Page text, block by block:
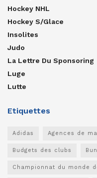
Hockey NHL
Hockey S/glace
Insolites
Judo
La Lettre Du Sponsoring
Luge
Lutte
Etiquettes
Adidas Agences de
Budgets des clubs
Championnat du monde